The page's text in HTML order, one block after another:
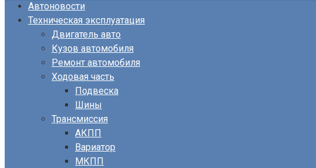
Автоновости
Техническая эксплуатация
Двигатель авто
Кузов автомобиля
Ремонт автомобиля
Ходовая часть
Подвеска
Шины
Трансмиссия
АКПП
Вариатор
МКПП